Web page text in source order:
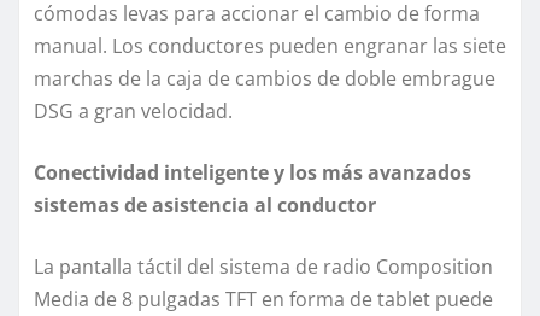
cómodas levas para accionar el cambio de forma
manual. Los conductores pueden engranar las siete
marchas de la caja de cambios de doble embrague
DSG a gran velocidad.
Conectividad inteligente y los más avanzados
sistemas de asistencia al conductor
La pantalla táctil del sistema de radio Composition
Media de 8 pulgadas TFT en forma de tablet puede